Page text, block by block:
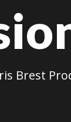
Brest